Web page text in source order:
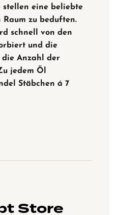
stellen eine beliebte
zu beduften.
schnell von den
und die
Anzahl der
jedem Öl
Stäbchen á 7
Store